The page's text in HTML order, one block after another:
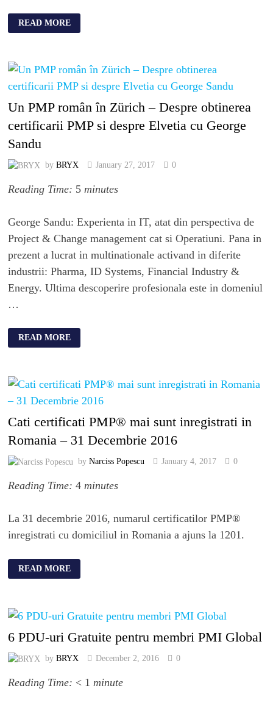
READ MORE
Un PMP român în Zürich – Despre obtinerea
certificarii PMP si despre Elvetia cu George
Sandu
by BRYX January 27, 2017 0
Reading Time: 5 minutes
George Sandu: Experienta in IT, atat din perspectiva de
Project & Change management cat si Operatiuni. Pana in
prezent a lucrat in multinationale activand in diferite
industrii: Pharma, ID Systems, Financial Industry &
Energy. Ultima descoperire profesionala este in domeniul
…
READ MORE
Cati certificati PMP® mai sunt inregistrati in
Romania – 31 Decembrie 2016
by Narciss Popescu January 4, 2017 0
Reading Time: 4 minutes
La 31 decembrie 2016, numarul certificatilor PMP®
inregistrati cu domiciliul in Romania a ajuns la 1201.
READ MORE
6 PDU-uri Gratuite pentru membri PMI Global
by BRYX December 2, 2016 0
Reading Time: < 1 minute